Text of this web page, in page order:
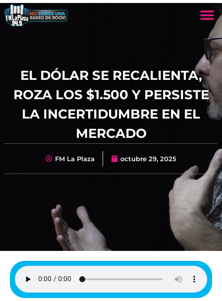
EL DÓLAR SE RECALIENTA,
ROZA LOS $1.500 Y PERSISTE
LA INCERTIDUMBRE EN EL
MERCADO
FM La Plaza octubre 29, 2025